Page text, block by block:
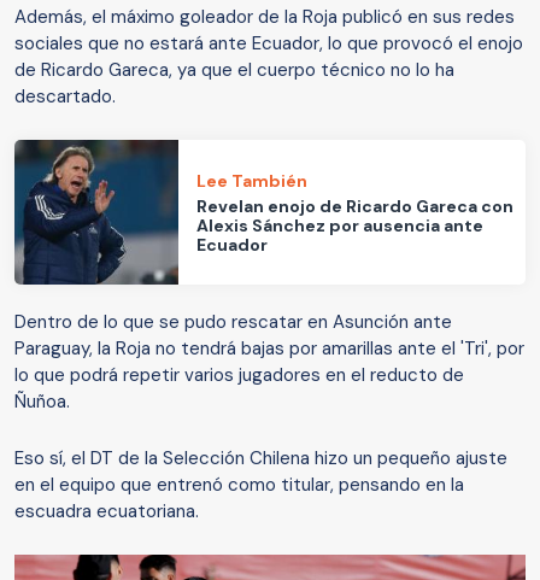
Además, el máximo goleador de la Roja publicó en sus redes
sociales que no estará ante Ecuador, lo que provocó el enojo
de Ricardo Gareca, ya que el cuerpo técnico no lo ha
descartado.
Lee También
Revelan enojo de Ricardo Gareca con
Alexis Sánchez por ausencia ante
Ecuador
Dentro de lo que se pudo rescatar en Asunción ante
Paraguay, la Roja no tendrá bajas por amarillas ante el 'Tri', por
lo que podrá repetir varios jugadores en el reducto de
Ñuñoa.
Eso sí, el DT de la Selección Chilena hizo un pequeño ajuste
en el equipo que entrenó como titular, pensando en la
escuadra ecuatoriana.